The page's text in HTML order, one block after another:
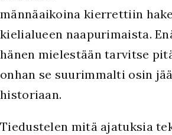
männäaikoina kierrettiin
kielialueen naapurimaista.
hänen mielestään tarvitse
onhan se suurimmalti osin
historiaan.
Tiedustelen mitä ajatuksia